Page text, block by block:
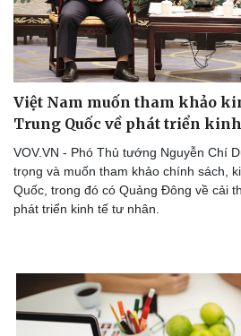
Doanh nghiệp
Thông tin doanh nghiệp
Doanh nghiệp 24h
Doanh nhân
Vì cộng đồng
Tin
Trải
Việt Nam muốn tham khảo
Trung Quốc về phát triển
VOV.VN - Phó Thủ tướng Nguyễn Chí
trọng và muốn tham khảo chính sách,
Quốc, trong đó có Quảng Đông về cải
phát triển kinh tế tư nhân.